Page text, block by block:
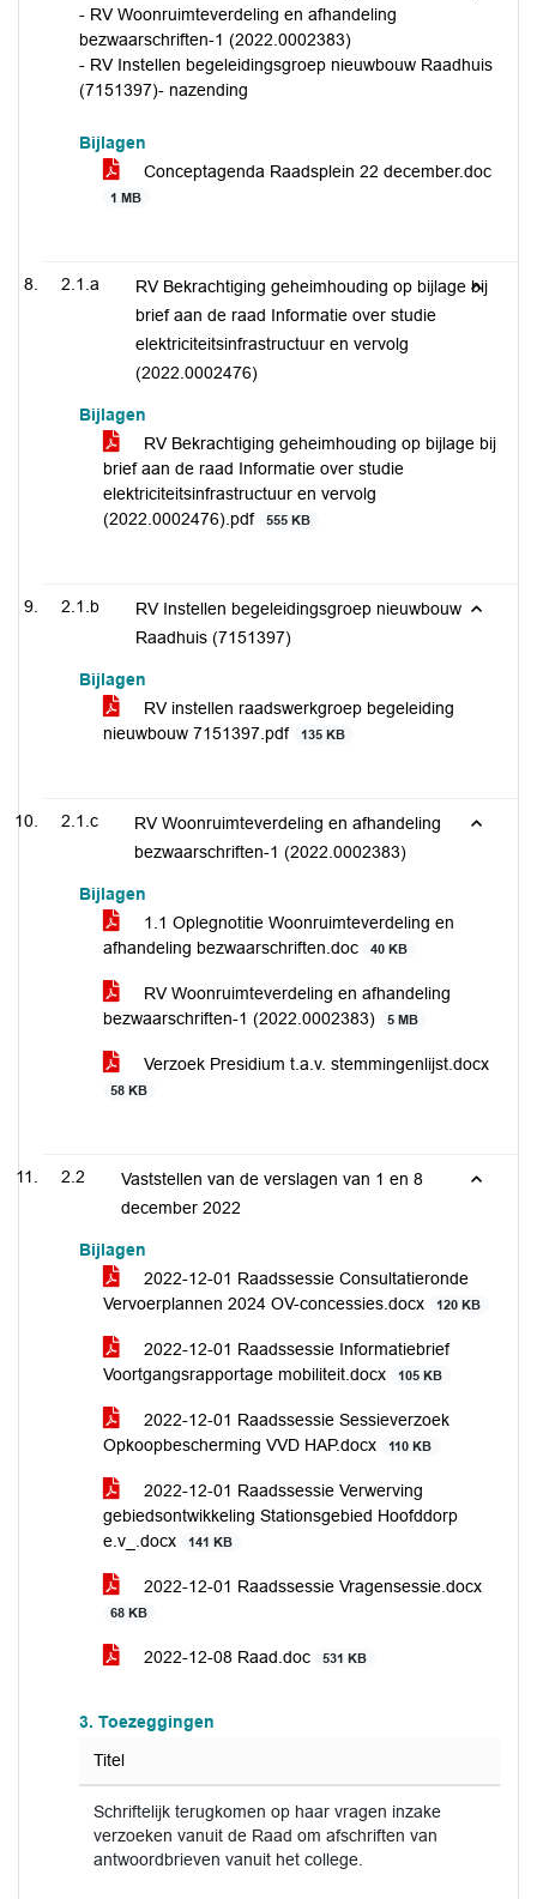
- RV Woonruimteverdeling en afhandeling
bezwaarschriften-1 (2022.0002383)
- RV Instellen begeleidingsgroep nieuwbouw Raadhuis
(7151397)- nazending
Bijlagen
Conceptagenda Raadsplein 22 december.doc
1 MB
2.1.a
RV Bekrachtiging geheimhouding op bijlage bij
brief aan de raad Informatie over studie
elektriciteitsinfrastructuur en vervolg
(2022.0002476)
Bijlagen
RV Bekrachtiging geheimhouding op bijlage bij
brief aan de raad Informatie over studie
elektriciteitsinfrastructuur en vervolg
(2022.0002476).pdf
555 KB
2.1.b
RV Instellen begeleidingsgroep nieuwbouw
Raadhuis (7151397)
Bijlagen
RV instellen raadswerkgroep begeleiding
nieuwbouw 7151397.pdf
135 KB
2.1.c
RV Woonruimteverdeling en afhandeling
bezwaarschriften-1 (2022.0002383)
Bijlagen
1.1 Oplegnotitie Woonruimteverdeling en
afhandeling bezwaarschriften.doc
40 KB
RV Woonruimteverdeling en afhandeling
bezwaarschriften-1 (2022.0002383)
5 MB
Verzoek Presidium t.a.v. stemmingenlijst.docx
58 KB
2.2
Vaststellen van de verslagen van 1 en 8
december 2022
Bijlagen
2022-12-01 Raadssessie Consultatieronde
Vervoerplannen 2024 OV-concessies.docx
120 KB
2022-12-01 Raadssessie Informatiebrief
Voortgangsrapportage mobiliteit.docx
105 KB
2022-12-01 Raadssessie Sessieverzoek
Opkoopbescherming VVD HAP.docx
110 KB
2022-12-01 Raadssessie Verwerving
gebiedsontwikkeling Stationsgebied Hoofddorp
e.v_.docx
141 KB
2022-12-01 Raadssessie Vragensessie.docx
68 KB
2022-12-08 Raad.doc 531 KB
3. Toezeggingen
Titel
Schriftelijk terugkomen op haar vragen inzake
verzoeken vanuit de Raad om afschriften van
antwoordbrieven vanuit het college.